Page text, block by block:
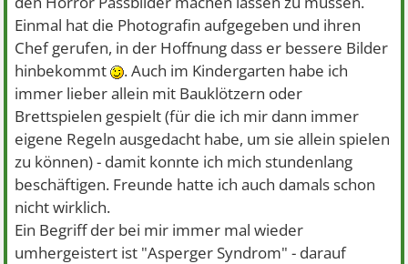
Einmal hat die Photografin aufgegeben und ihren
Chef gerufen, in der Hoffnung dass er bessere Bilder
hinbekommt
. Auch im Kindergarten habe ich
immer lieber allein mit Bauklötzern oder
Brettspielen gespielt (für die ich mir dann immer
eigene Regeln ausgedacht habe, um sie allein spielen
zu können) - damit konnte ich mich stundenlang
beschäftigen. Freunde hatte ich auch damals schon
nicht wirklich.
Ein Begriff der bei mir immer mal wieder
umhergeistert ist "Asperger Syndrom" - darauf